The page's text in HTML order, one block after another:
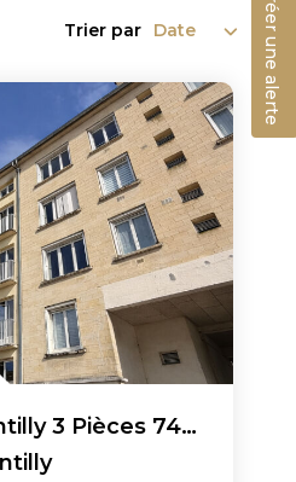
Créer une alerte
Trier par
Appartement Chantilly 3 Pièces 74 M2 Avec Balcon Et Une...